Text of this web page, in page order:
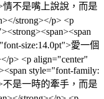
情不是嘴上說說，而是
strong></p> <p
size:14.0pt">愛一個
p> <p align="center"
style="font-family:
不是一時的牽手，而是